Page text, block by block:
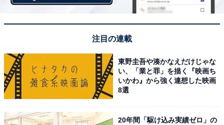
注目の連載
東野圭吾や湊かなえだけじゃな
い、「業と罪」を描く『映画ち
いかわ』から強く連想した映画
8選
20年間「駆け込み実績ゼロ」の